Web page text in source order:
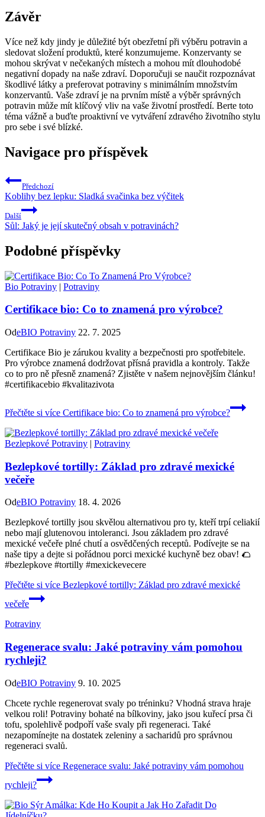
Závěr
Více než kdy jindy je důležité být obezřetní při výběru potravin a
sledovat složení produktů, které konzumujeme. Konzervanty se
mohou skrývat v nečekaných místech a mohou mít dlouhodobé
negativní dopady na naše zdraví. Doporučuji se naučit rozpoznávat
škodlivé látky a preferovat potraviny s minimálním množstvím
konzervantů. Vaše zdraví je na prvním místě a výběr správných
potravin může mít klíčový vliv na vaše životní prostředí. Berte toto
téma vážně a buďte proaktivní ve vytváření zdravého životního stylu
pro sebe i své blízké.
Navigace pro příspěvek
Předchozí
Koblihy bez lepku: Sladká svačinka bez výčitek
Další
Sůl: Jaký je její skutečný obsah v potravinách?
Podobné příspěvky
Bio Potraviny | Potraviny
Certifikace bio: Co to znamená pro výrobce?
OdeBIO Potraviny 22. 7. 2025
Certifikace Bio je zárukou kvality a bezpečnosti pro spotřebitele.
Pro výrobce znamená dodržovat přísná pravidla a kontroly. Takže
co to pro ně přesně znamená? Zjistěte v našem nejnovějším článku!
#certifikacebio #kvalitazivota
Přečtěte si více Certifikace bio: Co to znamená pro výrobce?
Bezlepkové Potraviny | Potraviny
Bezlepkové tortilly: Základ pro zdravé mexické
večeře
OdeBIO Potraviny 18. 4. 2026
Bezlepkové tortilly jsou skvělou alternativou pro ty, kteří trpí celiakií
nebo mají glutenovou intoleranci. Jsou základem pro zdravé
mexické večeře plné chutí a osvědčených receptů. Podívejte se na
naše tipy a dejte si pořádnou porci mexické kuchyně bez obav! 🌮
#bezlepkove #tortilly #mexickevecere
Přečtěte si více Bezlepkové tortilly: Základ pro zdravé mexické
večeře
Potraviny
Regenerace svalu: Jaké potraviny vám pomohou
rychleji?
OdeBIO Potraviny 9. 10. 2025
Chcete rychle regenerovat svaly po tréninku? Vhodná strava hraje
velkou roli! Potraviny bohaté na bílkoviny, jako jsou kuřecí prsa či
tofu, spolehlivě podpoří vaše svaly při regeneraci. Také
nezapomínejte na dostatek zeleniny a sacharidů pro správnou
regeneraci svalů.
Přečtěte si více Regenerace svalu: Jaké potraviny vám pomohou
rychleji?